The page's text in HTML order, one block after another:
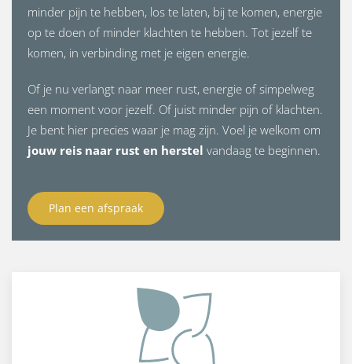
minder pijn te hebben, los te laten, bij te komen, energie
op te doen of minder klachten te hebben. Tot jezelf te
komen, in verbinding met je eigen energie.
Of je nu verlangt naar meer rust, energie of simpelweg
een moment voor jezelf. Of juist minder pijn of klachten.
Je bent hier precies waar je mag zijn. Voel je welkom om
jouw reis naar rust en herstel vandaag te beginnen.
Plan een afspraak